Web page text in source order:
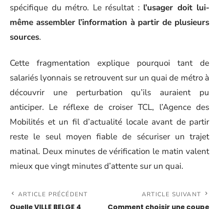
spécifique du métro. Le résultat : l’usager doit lui-
même assembler l’information à partir de plusieurs
sources.
Cette fragmentation explique pourquoi tant de
salariés lyonnais se retrouvent sur un quai de métro à
découvrir une perturbation qu’ils auraient pu
anticiper. Le réflexe de croiser TCL, l’Agence des
Mobilités et un fil d’actualité locale avant de partir
reste le seul moyen fiable de sécuriser un trajet
matinal. Deux minutes de vérification le matin valent
mieux que vingt minutes d’attente sur un quai.
ARTICLE PRÉCÉDENT
Quelle VILLE BELGE 4
ARTICLE SUIVANT
Comment choisir une coupe